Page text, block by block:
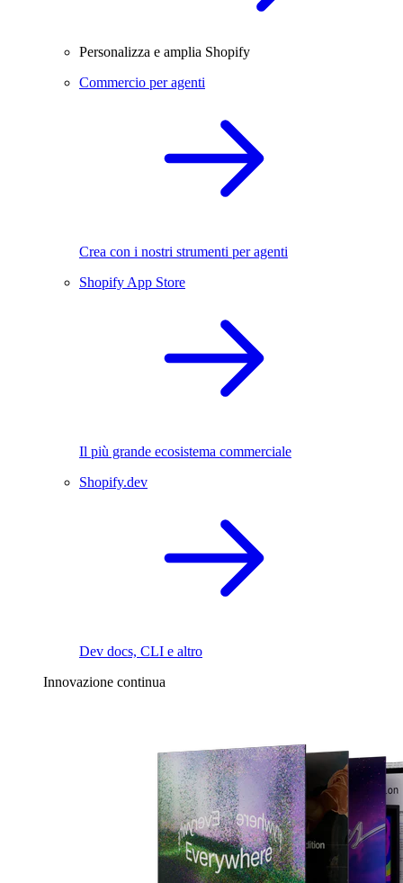
Personalizza e amplia Shopify
Commercio per agenti
Crea con i nostri strumenti per agenti
Shopify App Store
Il più grande ecosistema commerciale
Shopify.dev
Dev docs, CLI e altro
Innovazione continua